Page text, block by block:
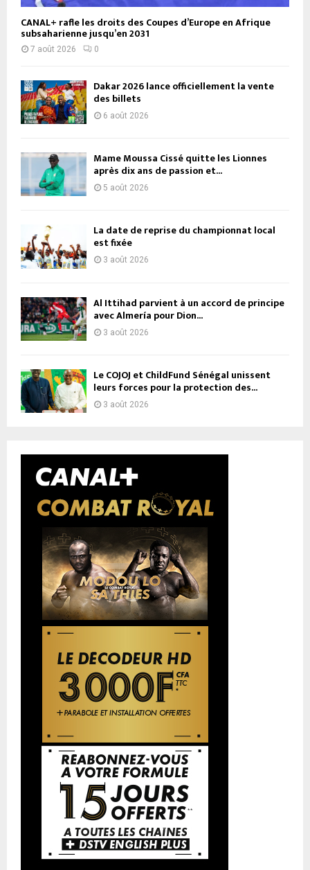
CANAL+ rafle les droits des Coupes d’Europe en Afrique
subsaharienne jusqu’en 2031
7 août 2026 0
Dakar 2026 lance officiellement la vente
des billets
6 août 2026
Mame Moussa Cissé quitte les Lionnes
après dix ans de passion et...
5 août 2026
La date de reprise du championnat local
est fixée
3 août 2026
Al Ittihad parvient à un accord de principe
avec Almería pour Dion...
3 août 2026
Le COJOJ et ChildFund Sénégal unissent
leurs forces pour la protection des...
3 août 2026